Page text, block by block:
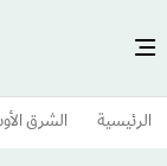
الرئيسية الشرق